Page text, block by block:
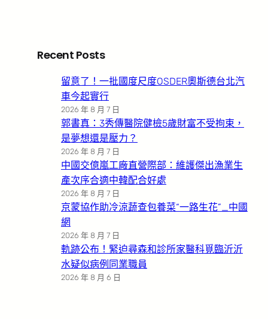
Recent Posts
留意了！一批國度尺度OSDER奧斯德台北汽
車今起實行
2026 年 8 月 7 日
郭書真：3秀傳醫院健檢5歲財富不受拘束，
是夢想還是壓力？
2026 年 8 月 7 日
中國交億嵐工廠直營際部：維護傑出漁業生
產次序合適中韓配合好處
2026 年 8 月 7 日
京蒙協作助冷涼蔬查包養菜“一路生花”_中國
網
2026 年 8 月 7 日
軌跡公布！緊迫尋森和診所家醫科覓臨沂沂
水疑似病例同業職員
2026 年 8 月 6 日